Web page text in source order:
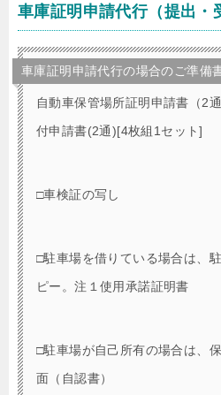
車庫証明申請代行（提出・
車庫証明申請代行の場合のご準備
自動車保管場所証明申請書（2
付申請書(2通)[4枚組1セット]
□車検証の写し
□駐車場を借りている場合は、
ピー。注１使用承諾証明書
□駐車場が自己所有の場合は、
面（自認書）